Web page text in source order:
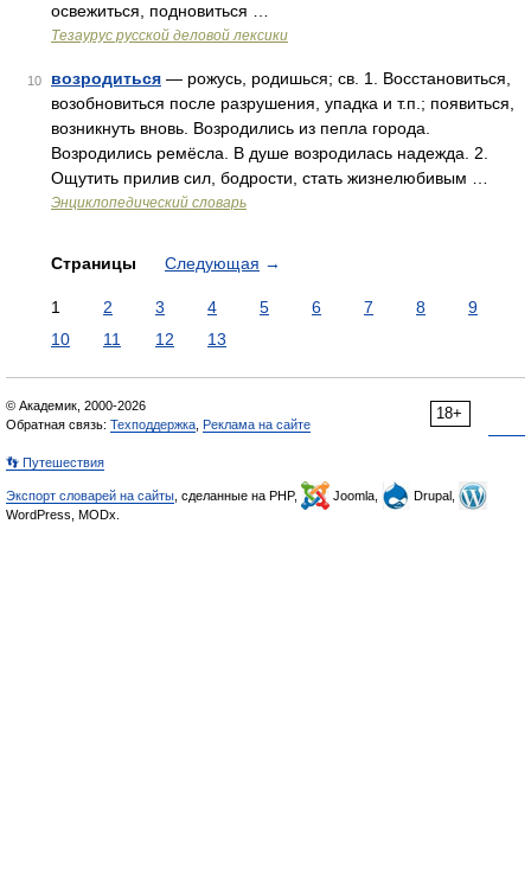
освежиться, подновиться …
Тезаурус русской деловой лексики
10 возродиться — рожусь, родишься; св. 1. Восстановиться,
возобновиться после разрушения, упадка и т.п.; появиться,
возникнуть вновь. Возродились из пепла города.
Возродились ремёсла. В душе возродилась надежда. 2.
Ощутить прилив сил, бодрости, стать жизнелюбивым …
Энциклопедический словарь
Страницы Следующая →
1 2 3 4 5 6 7 8
9
10
11 12 13
18+
© Академик, 2000-2026
Обратная связь: Техподдержка Реклама на сайте
👣 Путешествия
Экспорт словарей на сайты , сделанные на PHP, Joomla,
Drupal,
WordPress, MODx.